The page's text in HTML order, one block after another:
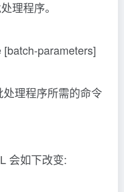
理程序。
parameters]
理程序所需的命令
会如下改变: